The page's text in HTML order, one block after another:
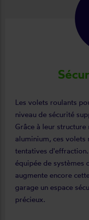
Les volets roulants
niveau de sécurité
Grâce à leur
aluminium, ces volets
tentatives
équipée de systèmes
augmente encore
garage un espace
précieux.